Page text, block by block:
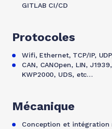
GITLAB CI/CD
Protocoles
Wifi, Ethernet, TCP/IP,
CAN, CANOpen, LIN,
KWP2000, UDS, etc…
Mécanique
Conception et intégration